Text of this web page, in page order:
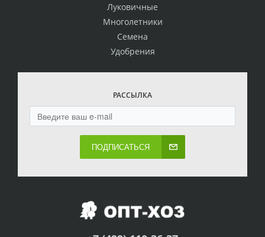
Луковичные
Многолетники
Семена
Удобрения
РАССЫЛКА
ПОДПИСАТЬСЯ